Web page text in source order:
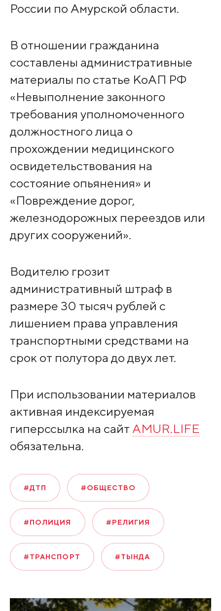
России по Амурской области.
В отношении гражданина
составлены административные
материалы по статье КоАП РФ
«Невыполнение законного
требования уполномоченного
должностного лица о
прохождении медицинского
освидетельствования на
состояние опьянения» и
«Повреждение дорог,
железнодорожных переездов или
других сооружений».
Водителю грозит
административный штраф в
размере 30 тысяч рублей с
лишением права управления
транспортными средствами на
срок от полутора до двух лет.
При использовании материалов
активная индексируемая
гиперссылка на сайт AMUR.LIFE
обязательна.
#ДТП #ОБЩЕСТВО
#ПОЛИЦИЯ #РЕЛИГИЯ
#ТРАНСПОРТ #ТЫНДА